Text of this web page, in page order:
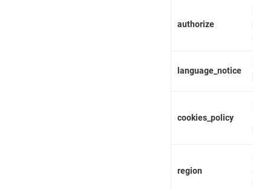
authorize
language_notice
cookies_policy
region